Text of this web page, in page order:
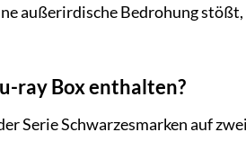
außerirdische Bedrohung
ray Box enthalten?
Serie Schwarzesmarken auf